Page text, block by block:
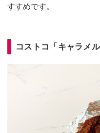
すすめです。
コストコ「キャラメ